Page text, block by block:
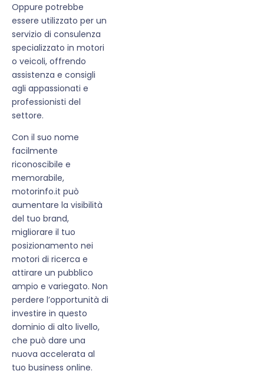
Oppure potrebbe
essere utilizzato per un
servizio di consulenza
specializzato in motori
o veicoli, offrendo
assistenza e consigli
agli appassionati e
professionisti del
settore.
Con il suo nome
facilmente
riconoscibile e
memorabile,
motorinfo.it può
aumentare la visibilità
del tuo brand,
migliorare il tuo
posizionamento nei
motori di ricerca e
attirare un pubblico
ampio e variegato. Non
perdere l’opportunità di
investire in questo
dominio di alto livello,
che può dare una
nuova accelerata al
tuo business online.